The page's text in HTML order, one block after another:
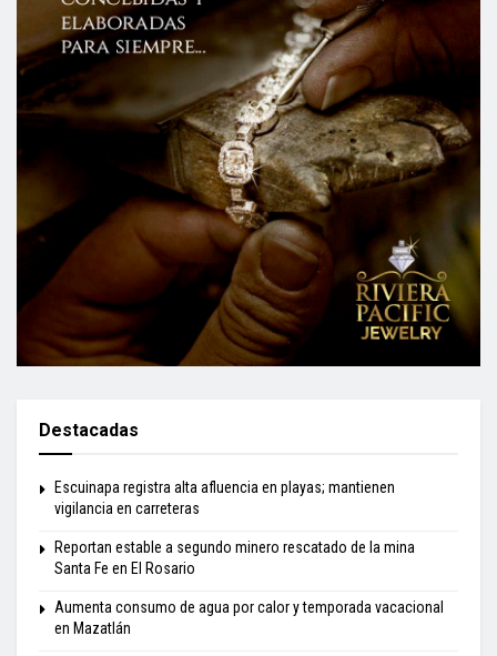
Destacadas
Escuinapa registra alta afluencia en playas; mantienen
vigilancia en carreteras
Reportan estable a segundo minero rescatado de la mina
Santa Fe en El Rosario
Aumenta consumo de agua por calor y temporada vacacional
en Mazatlán